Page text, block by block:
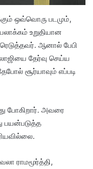
ஒவ்வொரு படமும்,
உறுதியான
ஆனால் பேபி
தேர்வு செய்ய
சூர்யாவும் எப்படி
போகிறார். அவரை
பயன்படுத்த
ராமமூர்த்தி,